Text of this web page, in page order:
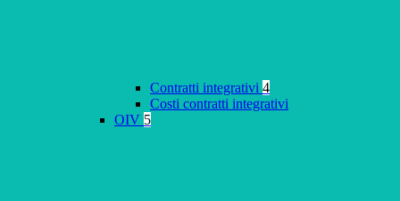
Contratti integrativi 4
Costi contratti integrativi
OIV 5